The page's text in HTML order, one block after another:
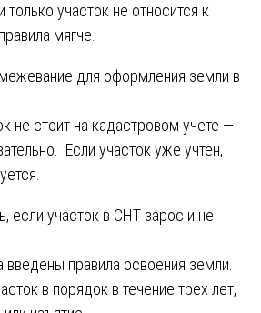
только участок не относится к
мягче.
для оформления земли в
не стоит на кадастровом учете —
Если участок уже учтен,
если участок в СНТ зарос и не
введены правила освоения земли.
в порядок в течение трех лет,